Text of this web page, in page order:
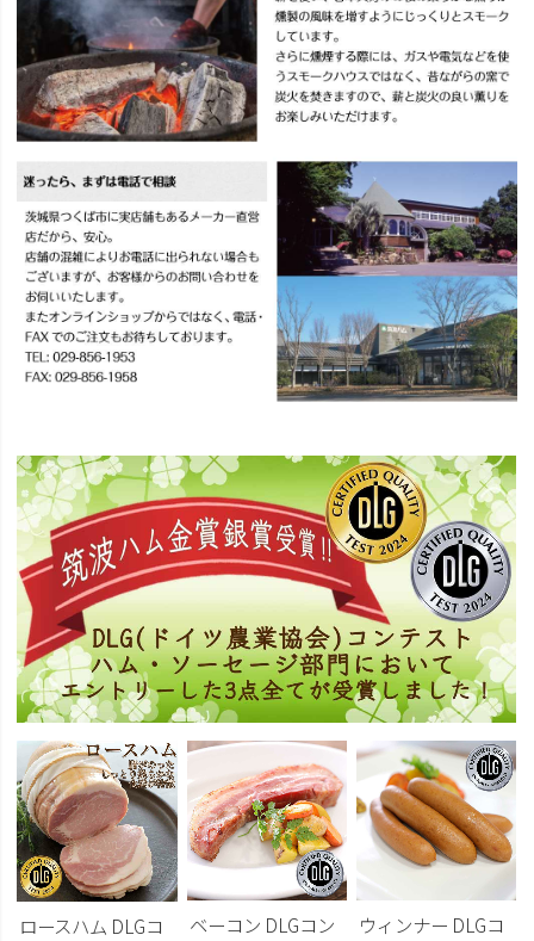
ロースハム DLGコ
ベーコン DLGコン
ウィンナー DLGコ